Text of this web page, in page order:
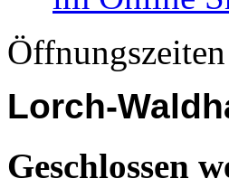
Lorch-
Geschlossen